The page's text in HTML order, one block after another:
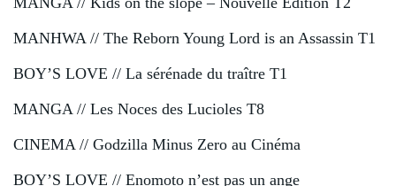
MANHWA // The Reborn Young Lord is an Assassin T1
BOY’S LOVE // La sérénade du traître T1
MANGA // Les Noces des Lucioles T8
CINEMA // Godzilla Minus Zero au Cinéma
BOY’S LOVE // Enomoto n’est pas un ange